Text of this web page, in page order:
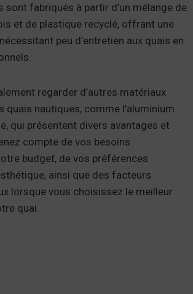
sont fabriqués à partir d’un mélange de
et de plastique recyclé, offrant une
peu d’entretien aux quais en
regarder d’autres matériaux
quais nautiques, comme l’aluminium
qui présentent divers avantages et
compte de vos besoins
budget, de vos préférences
ainsi que des facteurs
lorsque vous choisissez le meilleur
quai.